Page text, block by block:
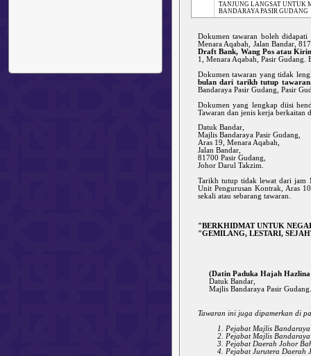
TANJUNG LANGSAT UNTUK
BANDARAYA PASIR GUDANG
Dokumen tawaran boleh
Menara Aqabah, Jalan Bandar,
Draft Bank, Wang Pos atau
1, Menara Aqabah, Pasir Gudang.
Dokumen tawaran yang tidak
bulan dari tarikh tutup
Bandaraya Pasir Gudang, Pasir
Dokumen yang lengkap diisi
Tawaran dan jenis kerja berkaitan
Datuk Bandar,
Majlis Bandaraya Pasir Gudang,
Aras 19, Menara Aqabah,
Jalan Bandar,
81700 Pasir Gudang,
Johor Darul Takzim.
Tarikh tutup tidak lewat dari jam
Unit Pengurusan Kontrak, Aras
sekali atau sebarang tawaran.
"BERKHIDMAT UNTUK
"GEMILANG, LESTARI,
(Datin Paduka Hajah
Datuk Bandar,
Majlis Bandaraya Pasir Gudang.
Tawaran ini juga dipamerkan di
Pejabat Majlis
Pejabat Majlis
Pejabat Daerah Johor
Pejabat Jurutera Daerah